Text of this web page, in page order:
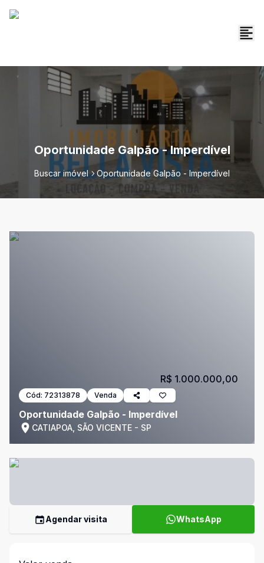
Oportunidade Galpão - Imperdível
Buscar imóvel Oportunidade Galpão - Imperdível
Cód: 72313878 Venda
Oportunidade Galpão - Imperdível
CATIAPOA, SÃO VICENTE - SP
R$ 1.000.000,00
Agendar visita WhatsApp